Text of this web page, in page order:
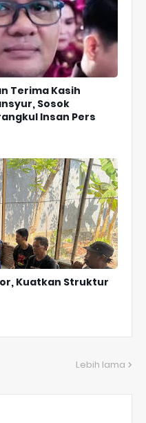
Terima Kasih
Sosok
Insan Pers
Kuatkan Struktur
Lebih lama